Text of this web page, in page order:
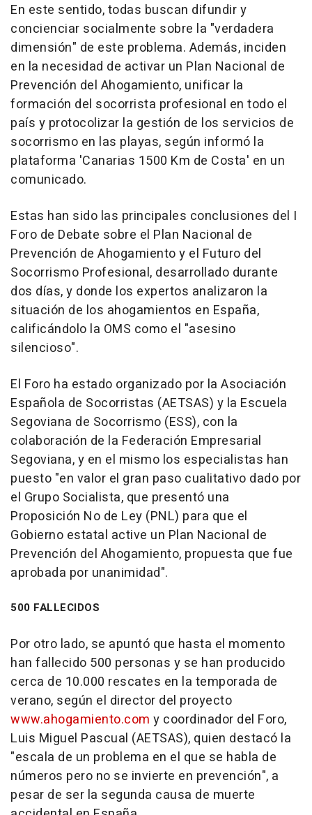
En este sentido, todas buscan difundir y
concienciar socialmente sobre la "verdadera
dimensión" de este problema. Además, inciden
en la necesidad de activar un Plan Nacional de
Prevención del Ahogamiento, unificar la
formación del socorrista profesional en todo el
país y protocolizar la gestión de los servicios de
socorrismo en las playas, según informó la
plataforma 'Canarias 1500 Km de Costa' en un
comunicado.
Estas han sido las principales conclusiones del I
Foro de Debate sobre el Plan Nacional de
Prevención de Ahogamiento y el Futuro del
Socorrismo Profesional, desarrollado durante
dos días, y donde los expertos analizaron la
situación de los ahogamientos en España,
calificándolo la OMS como el "asesino
silencioso".
El Foro ha estado organizado por la Asociación
Española de Socorristas (AETSAS) y la Escuela
Segoviana de Socorrismo (ESS), con la
colaboración de la Federación Empresarial
Segoviana, y en el mismo los especialistas han
puesto "en valor el gran paso cualitativo dado por
el Grupo Socialista, que presentó una
Proposición No de Ley (PNL) para que el
Gobierno estatal active un Plan Nacional de
Prevención del Ahogamiento, propuesta que fue
aprobada por unanimidad".
500 FALLECIDOS
Por otro lado, se apuntó que hasta el momento
han fallecido 500 personas y se han producido
cerca de 10.000 rescates en la temporada de
verano, según el director del proyecto
www.ahogamiento.com y coordinador del Foro,
Luis Miguel Pascual (AETSAS), quien destacó la
"escala de un problema en el que se habla de
números pero no se invierte en prevención", a
pesar de ser la segunda causa de muerte